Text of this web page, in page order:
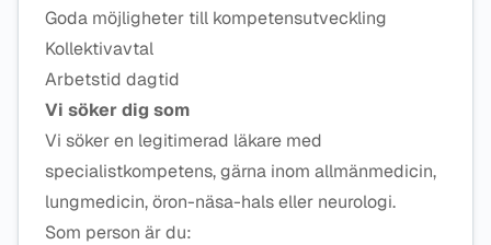
Goda möjligheter till kompetensutveckling
Kollektivavtal
Arbetstid dagtid
Vi söker dig som
Vi söker en legitimerad läkare med
specialistkompetens, gärna inom allmänmedicin,
lungmedicin, öron-näsa-hals eller neurologi.
Som person är du: